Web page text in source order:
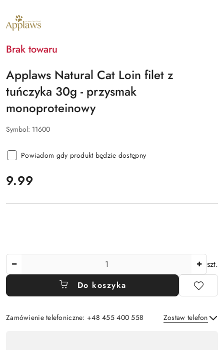
NAZWA
PRODUCENTA:
APPLAWS
Brak towaru
Applaws Natural Cat Loin filet z
tuńczyka 30g - przysmak
monoproteinowy
Symbol: 11600
Powiadom gdy produkt będzie dostępny
cena:
9.99
szt.
Do koszyka
Zamówienie telefoniczne: +48 455 400 558 Zostaw telefon